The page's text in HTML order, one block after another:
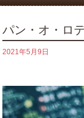
パン・オ・ロ
2021年5月9日